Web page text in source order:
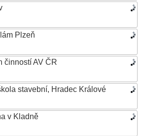
Plzeň
činností AV ČR
stavební, Hradec Králové
v Kladně